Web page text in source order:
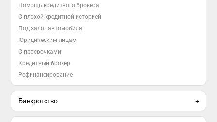
Помощь кредитного брокера
С плохой кредитной историей
Под залог автомобиля
Юридическим лицам
С просрочками
Кредитный брокер
Рефинансирование
Банкротство